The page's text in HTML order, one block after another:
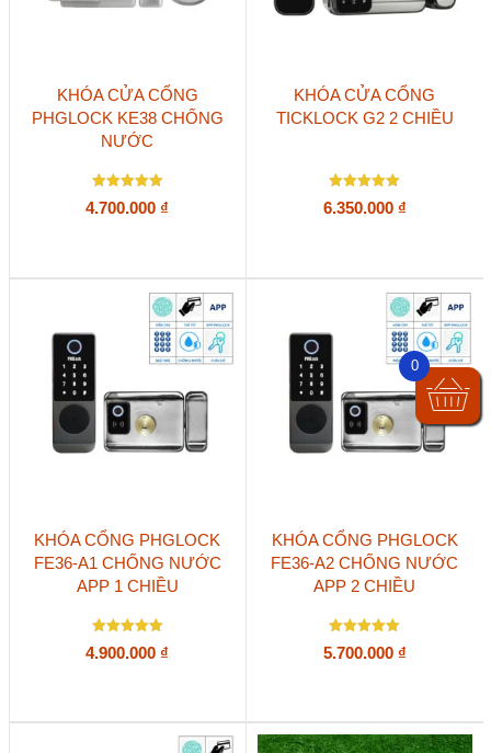
KHÓA CỬA CỔNG
PHGLOCK KE38 CHỐNG
NƯỚC
Được xếp
hạng
4.700.000 ₫
KHÓA CỬA CỔNG
TICKLOCK G2 2 CHIỀU
Được xếp
hạng
6.350.000 ₫
KHÓA CỔNG PHGLOCK
FE36-A1 CHỐNG NƯỚC
APP 1 CHIỀU
Được xếp
hạng
4.900.000 ₫
KHÓA CỔNG PHGLOCK
FE36-A2 CHỐNG NƯỚC
APP 2 CHIỀU
Được xếp
hạng
5.700.000 ₫
0